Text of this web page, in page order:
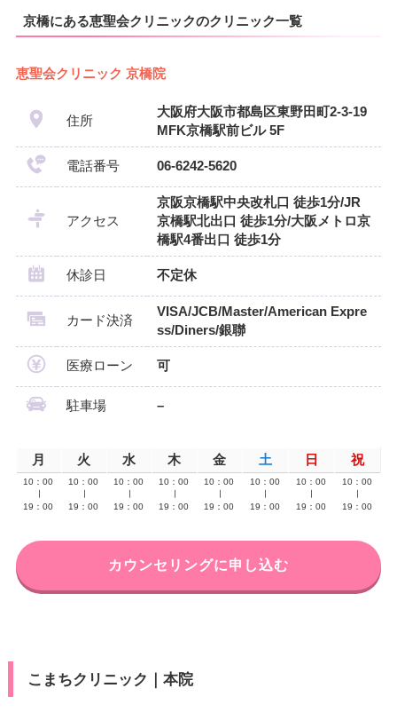
京橋にある恵聖会クリニックのクリニック一覧
恵聖会クリニック 京橋院
住所
大阪府大阪市都島区東野田町2-3-19
MFK京橋駅前ビル 5F
電話番号 06-6242-5620
アクセス
京阪京橋駅中央改札口 徒歩1分/JR
京橋駅北出口 徒歩1分/大阪メトロ京
橋駅4番出口 徒歩1分
休診日 不定休
カード決済
VISA/JCB/Master/American Expre
ss/Diners/銀聯
医療ローン 可
駐車場 –
月 火 水 木 金 土 日 祝
10：00
19：00
10：00
19：00
10：00
19：00
10：00
19：00
10：00
19：00
10：00
19：00
10：00
19：00
10：00
19：00
カウンセリングに申し込む
こまちクリニック｜本院